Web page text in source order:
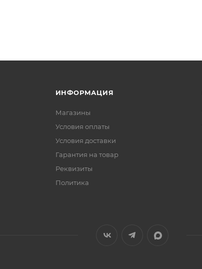
ИНФОРМАЦИЯ
Магазины
Условия оплаты
Условия доставки
Гарантия на товар
Реквизиты
Политика